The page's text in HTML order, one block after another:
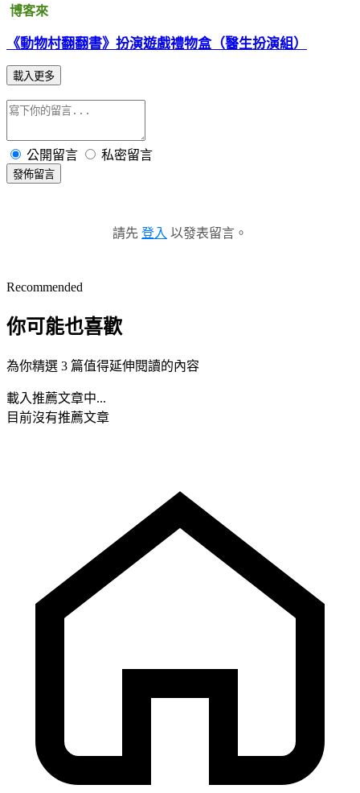
博客來
《動物村翻翻書》扮演遊戲禮物盒（醫生扮演組）
載入更多
公開留言 私密留言
發佈留言
請先 登入 以發表留言。
Recommended
你可能也喜歡
為你精選 3 篇值得延伸閱讀的內容
載入推薦文章中...
目前沒有推薦文章